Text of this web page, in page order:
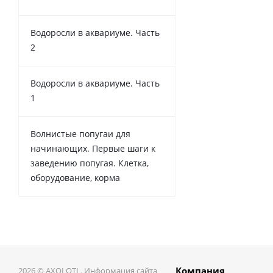
Водоросли в аквариуме. Часть
2
Водоросли в аквариуме. Часть
1
Волнистые попугаи для
начинающих. Первые шаги к
заведению попугая. Клетка,
оборудование, корма
2026 © AXOLOTL. Информация сайта Компания